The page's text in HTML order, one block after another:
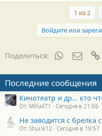
1 из 2
Войдите или
Поделиться: WhatsApp
Последние сообщения
Кинотеатр и др... кто
От: Mihail71 Сегодня в 21:06
Не заводится с брелка
От: Shurik12 Сегодня в 19:57